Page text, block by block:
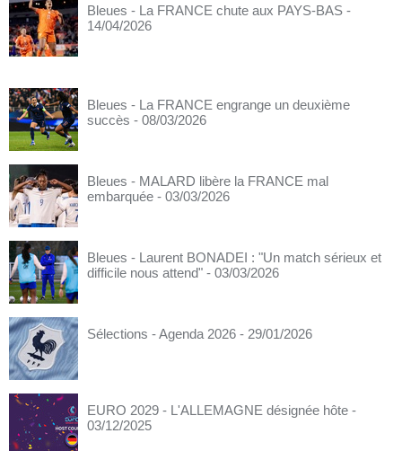
Bleues - La FRANCE chute aux PAYS-BAS -
14/04/2026
Bleues - La FRANCE engrange un deuxième
succès - 08/03/2026
Bleues - MALARD libère la FRANCE mal
embarquée - 03/03/2026
Bleues - Laurent BONADEI : "Un match sérieux et
difficile nous attend" - 03/03/2026
Sélections - Agenda 2026 - 29/01/2026
EURO 2029 - L'ALLEMAGNE désignée hôte -
03/12/2025